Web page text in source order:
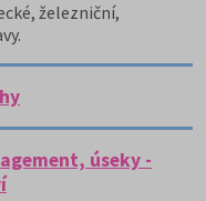
železniční,
úseky -